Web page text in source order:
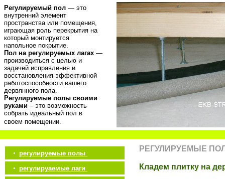
Регулируемый пол — это
внутренний элемент
пространства или помещения,
играющая роль перекрытия на
который монтируется
напольное покрытие.
Пол на регулируемых лагах —
производиться с целью и
задачей исправления и
восстановления эффективной
работоспособности вашего
дервянного пола.
Регулируемые полы своими
руками – это возможность
собрать идеальный пол в
своем помещении.
• регулируемые полы
• регулируаемые лаги
РЕГУЛИРУЕМЫЕ
Кладем плитку на